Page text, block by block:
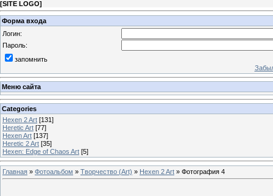
[SITE LOGO]
Форма входа
Логин:
Пароль:
запомнить
Меню сайта
Categories
Hexen 2 Art [131]
Heretic Art [77]
Hexen Art [137]
Heretic 2 Art [35]
Hexen: Edge of Chaos Art [5]
Главная » Фотоальбом » Творчество (Art) » Hexen 2 Art » Фотография 4